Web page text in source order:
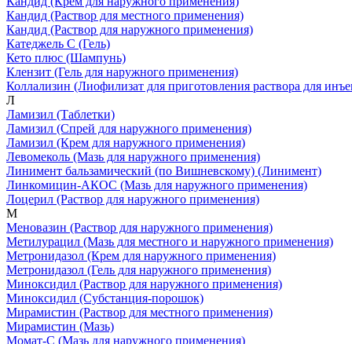
Кандид (Раствор для местного применения)
Кандид (Раствор для наружного применения)
Катеджель С (Гель)
Кето плюс (Шампунь)
Клензит (Гель для наружного применения)
Коллализин (Лиофилизат для приготовления раствора для
Л
Ламизил (Таблетки)
Ламизил (Спрей для наружного применения)
Ламизил (Крем для наружного применения)
Левомеколь (Мазь для наружного применения)
Линимент бальзамический (по Вишневскому) (Линимент)
Линкомицин-АКОС (Мазь для наружного применения)
Лоцерил (Раствор для наружного применения)
М
Меновазин (Раствор для наружного применения)
Метилурацил (Мазь для местного и наружного применения)
Метронидазол (Крем для наружного применения)
Метронидазол (Гель для наружного применения)
Миноксидил (Раствор для наружного применения)
Миноксидил (Субстанция-порошок)
Мирамистин (Раствор для местного применения)
Мирамистин (Мазь)
Момат-С (Мазь для наружного применения)